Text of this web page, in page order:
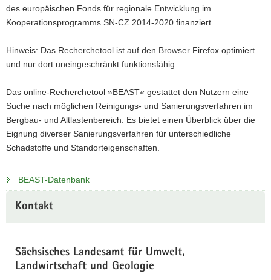
n
des europäischen Fonds für regionale Entwicklung im
Kooperationsprogramms SN-CZ 2014-2020 finanziert.
Hinweis: Das Recherchetool ist auf den Browser Firefox optimiert
und nur dort uneingeschränkt funktionsfähig.
Das online-Recherchetool »BEAST« gestattet den Nutzern eine
Suche nach möglichen Reinigungs- und Sanierungsverfahren im
Bergbau- und Altlastenbereich. Es bietet einen Überblick über die
Eignung diverser Sanierungsverfahren für unterschiedliche
Schadstoffe und Standorteigenschaften.
BEAST-Datenbank
Kontakt
Sächsisches Landesamt für Umwelt,
Landwirtschaft und Geologie